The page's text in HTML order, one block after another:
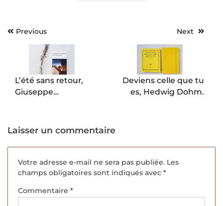
Navigation
l’article
Previous
L’été sans retour,
Giuseppe
Next
Deviens celle que tu
es, Hedwig Dohm.
Laisser un commentaire
Votre adresse e-mail ne sera pas publiée. Les
champs obligatoires sont indiqués avec *
Commentaire *